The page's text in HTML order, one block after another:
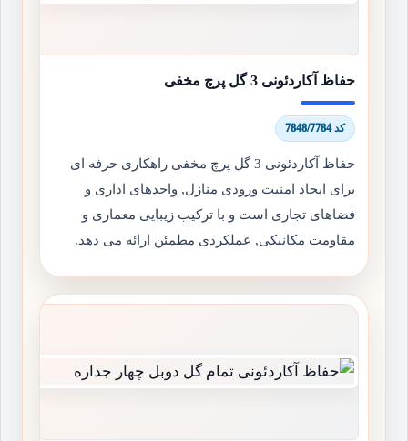
حفاظ آکاردئونی 3 گل پرچ مخفی
کد 7848/7784
حفاظ آکاردئونی 3 گل پرچ مخفی راهکاری حرفه ای
برای ایجاد امنیت ورودی منازل, واحدهای اداری و
فضاهای تجاری است و با ترکیب زیبایی معماری و
مقاومت مکانیکی, عملکردی مطمئن ارائه می دهد.